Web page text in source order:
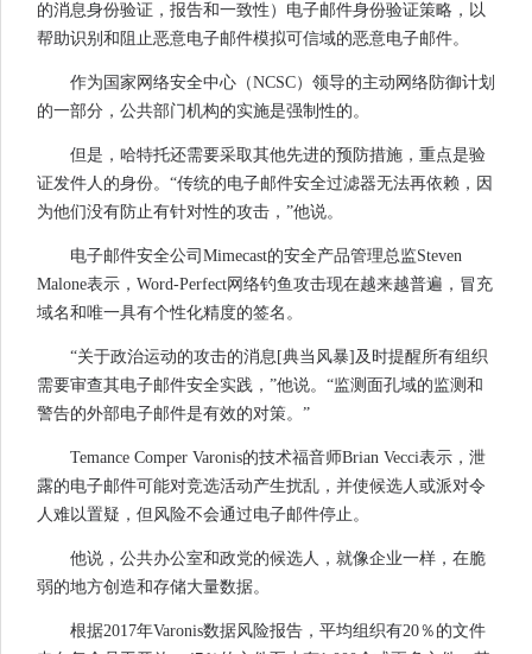
的消息身份验证，报告和一致性）电子邮件身份验证策略，以
帮助识别和阻止恶意电子邮件模拟可信域的恶意电子邮件。
作为国家网络安全中心（NCSC）领导的主动网络防御计划
的一部分，公共部门机构的实施是强制性的。
但是，哈特托还需要采取其他先进的预防措施，重点是验
证发件人的身份。“传统的电子邮件安全过滤器无法再依赖，因
为他们没有防止有针对性的攻击，”他说。
电子邮件安全公司Mimecast的安全产品管理总监Steven
Malone表示，Word-Perfect网络钓鱼攻击现在越来越普遍，冒充
域名和唯一具有个性化精度的签名。
“关于政治运动的攻击的消息[典当风暴]及时提醒所有组织
需要审查其电子邮件安全实践，”他说。“监测面孔域的监测和
警告的外部电子邮件是有效的对策。”
Temance Comper Varonis的技术福音师Brian Vecci表示，泄
露的电子邮件可能对竞选活动产生扰乱，并使候选人或派对令
人难以置疑，但风险不会通过电子邮件停止。
他说，公共办公室和政党的候选人，就像企业一样，在脆
弱的地方创造和存储大量数据。
根据2017年Varonis数据风险报告，平均组织有20％的文件